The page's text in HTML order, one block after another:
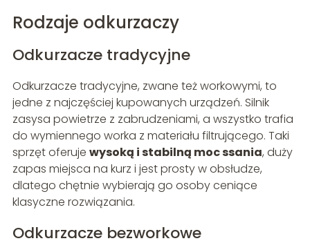
Rodzaje odkurzaczy
Odkurzacze tradycyjne
Odkurzacze tradycyjne, zwane też workowymi, to
jedne z najczęściej kupowanych urządzeń. Silnik
zasysa powietrze z zabrudzeniami, a wszystko trafia
do wymiennego worka z materiału filtrującego. Taki
sprzęt oferuje wysoką i stabilną moc ssania, duży
zapas miejsca na kurz i jest prosty w obsłudze,
dlatego chętnie wybierają go osoby ceniące
klasyczne rozwiązania.
Odkurzacze bezworkowe